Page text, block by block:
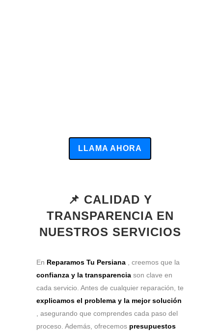
LLAMA AHORA
📌 CALIDAD Y
TRANSPARENCIA EN
NUESTROS SERVICIOS
En Reparamos Tu Persiana , creemos que la
confianza y la transparencia son clave en
cada servicio. Antes de cualquier reparación, te
explicamos el problema y la mejor solución
, asegurando que comprendes cada paso del
proceso. Además, ofrecemos presupuestos